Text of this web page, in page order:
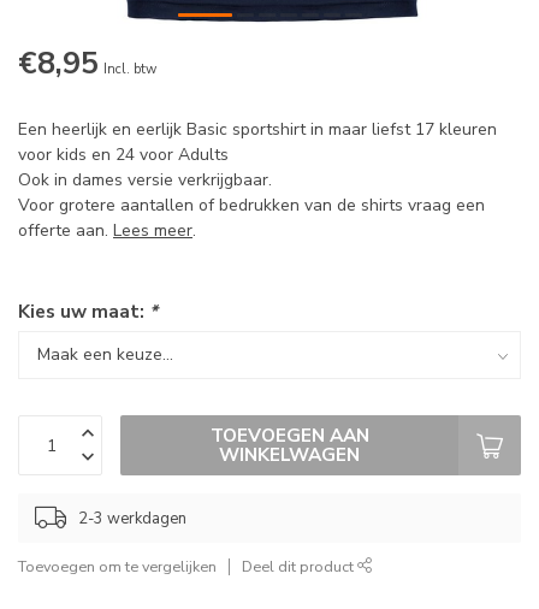
€8,95 Incl. btw
Een heerlijk en eerlijk Basic sportshirt in maar liefst 17 kleuren
voor kids en 24 voor Adults
Ook in dames versie verkrijgbaar.
Voor grotere aantallen of bedrukken van de shirts vraag een
offerte aan. Lees meer.
Kies uw maat: *
TOEVOEGEN AAN
WINKELWAGEN
2-3 werkdagen
Toevoegen om te vergelijken Deel dit product